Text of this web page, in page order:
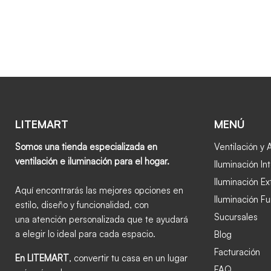
LITEMART
Somos una tienda especializada en
ventilación e iluminación para el hogar.
Aquí encontrarás las mejores opciones en
estilo, diseño y funcionalidad, con
una atención personalizada que te ayudará
a elegir lo ideal para cada espacio.
En LITEMART, convertir tu casa en un lugar
MENÚ
Ventilación y
Iluminación
Iluminación
Iluminación
Sucursales
Blog
Facturación